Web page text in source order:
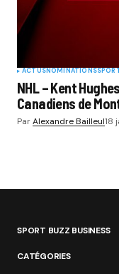
ACTUSNOMINATIONS
NHL – Kent
Canadiens de
ParAlexandre Bailleul18
SPORT BUZZ BUSINESS
CATÉGORIES